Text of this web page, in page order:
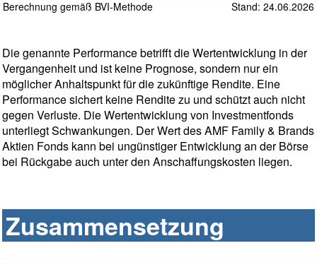
Berechnung gemäß BVI-Methode Stand: 24.06.2026
Die genannte Performance betrifft die Wertentwicklung in der
Vergangenheit und ist keine Prognose, sondern nur ein
möglicher Anhaltspunkt für die zukünftige Rendite. Eine
Performance sichert keine Rendite zu und schützt auch nicht
gegen Verluste. Die Wertentwicklung von Investmentfonds
unterliegt Schwankungen. Der Wert des AMF Family & Brands
Aktien Fonds kann bei ungünstiger Entwicklung an der Börse
bei Rückgabe auch unter den Anschaffungskosten liegen.
Zusammensetzung